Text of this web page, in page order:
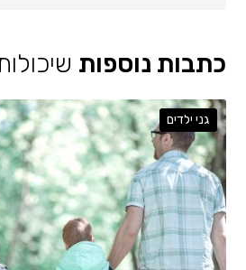
כתבות נוספות
גני ילדים